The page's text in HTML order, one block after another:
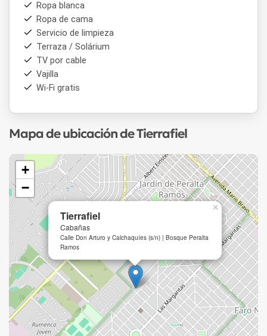
Ropa blanca
Ropa de cama
Servicio de limpieza
Terraza / Solárium
TV por cable
Vajilla
Wi-Fi gratis
Mapa de ubicación de Tierrafiel
Tierrafiel
Cabañas
Calle Don Arturo y Calchaquíes (s/n) | Bosque Peralta
Ramos
×
+
−